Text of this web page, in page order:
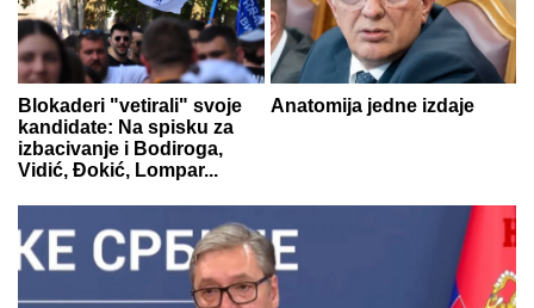
Blokaderi "vetirali" svoje
kandidate: Na spisku za
izbacivanje i Bodiroga,
Vidić, Đokić, Lompar...
Anatomija jedne izdaje